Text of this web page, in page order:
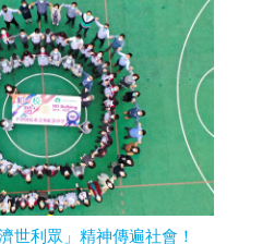
世利眾」精神傳遍社會！